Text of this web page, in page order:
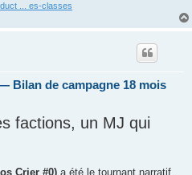
... es-classes
Bilan de campagne 18 mois
factions, un MJ qui
Crier #0) a été le tournant narratif,